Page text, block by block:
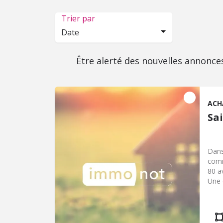
Trier par
Date
Être alerté des nouvelles
80
Une